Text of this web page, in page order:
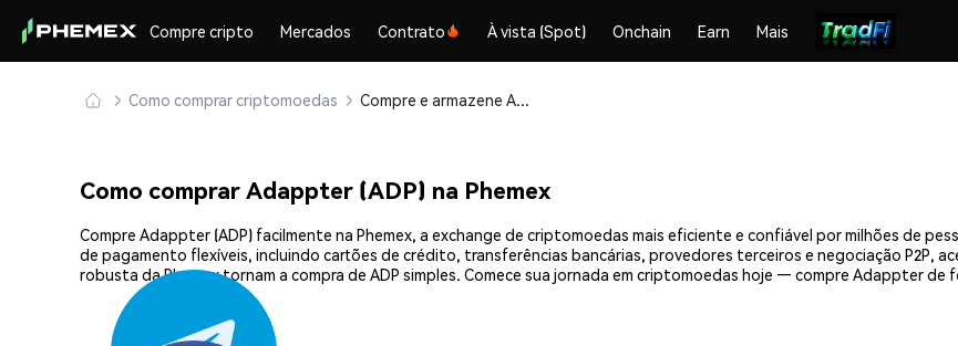
Compre cripto Mercados Contrato À vista (Spot) Onchain Earn Mais
Como comprar criptomoedas Compre e armazene Adappter (ADP) com segurança
Como comprar Adappter (ADP) na Phemex
Compre Adappter (ADP) facilmente na Phemex, a exchange de criptomoedas mais eficiente e confiável por milhões de
de pagamento flexíveis, incluindo cartões de crédito, transferências bancárias, provedores terceiros e negociação P2P,
robusta da Phemex tornam a compra de ADP simples. Comece sua jornada em criptomoedas hoje — compre Adappter de